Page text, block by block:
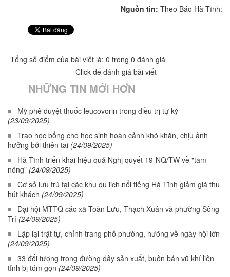
Nguồn tin: Theo Báo Hà Tĩnh:
Tổng số điểm của bài viết là: 0 trong 0 đánh giá
Click để đánh giá bài viết
NHỮNG TIN MỚI HƠN
Mỹ phê duyệt thuốc leucovorin trong điều trị tự kỷ
(23/09/2025)
Trao học bổng cho học sinh hoàn cảnh khó khăn, chịu ảnh
hưởng bởi thiên tai (24/09/2025)
Hà Tĩnh triển khai hiệu quả Nghị quyết 19-NQ/TW về "tam
nông" (24/09/2025)
Cơ sở lưu trú tại các khu du lịch nổi tiếng Hà Tĩnh giảm giá thu
hút khách (24/09/2025)
Đại hội MTTQ các xã Toàn Lưu, Thạch Xuân và phường Sông
Trí (24/09/2025)
Lập lại trật tự, chỉnh trang phố phường, hướng về ngày hội lớn
(24/09/2025)
33 đối tượng trong đường dây sản xuất, buôn bán vũ khí liên
tỉnh bị tóm gọn (24/09/2025)